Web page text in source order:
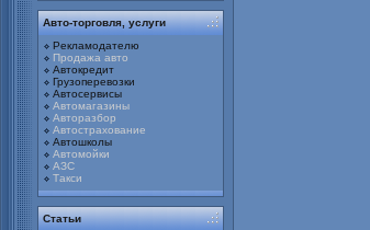
Авто-торговля, услуги
Рекламодателю
Продажа авто
Автокредит
Грузоперевозки
Автосервисы
Автомагазины
Авторазбор
Автострахование
Автошколы
Автомойки
АЗС
Такси
Статьи